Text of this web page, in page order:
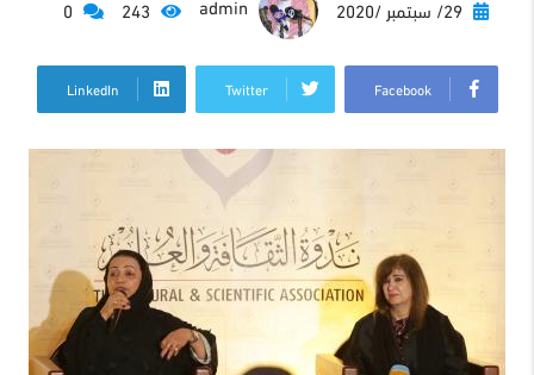
Facebook
Twitter
LinkedIn